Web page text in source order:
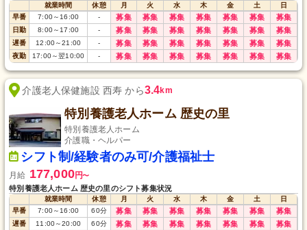
就業時間 休憩 月 火 水 木 金 土
日
早番
7:00～16:00 - 募集 募集 募集 募集 募集 募集 募集
日勤 8:00～17:00 - 募集 募集 募集 募集 募集 募集 募集
遅番 12:00～21:00 - 募集 募集 募集 募集 募集 募集 募集
夜勤 17:00～翌10:00 - 募集 募集 募集 募集 募集 募集 募集
介護老人保健施設 西寿 から3.4km
特別養護老人ホーム 歴史の里
特別養護老人ホーム
介護職・ヘルパー
シフト制/経験者のみ可/介護福祉士
月給 177,000円〜
特別養護老人ホーム 歴史の里のシフト募集状況
就業時間 休憩 月 火 水 木 金 土
日
早番
7:00～16:00 60分 募集 募集 募集 募集 募集 募集 募集
遅番 11:00～20:00 60分 募集 募集 募集 募集 募集 募集 募集